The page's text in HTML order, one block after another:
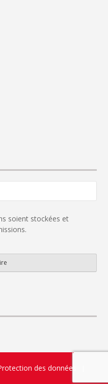
soient stockées et
des données